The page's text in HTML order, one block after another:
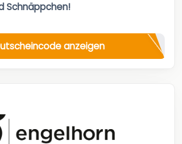
Schnäppchen!
anzeigen